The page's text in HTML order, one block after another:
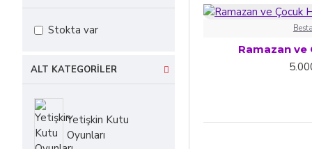
ALT KATEGORILER
Yetişkin Kutu
Oyunları
Stokta var
Ramazan ve